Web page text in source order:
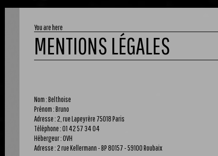
You are here
MENTIONS LÉGALES
Nom : Belthoise
Prénom : Bruno
Adresse : 2, rue Lapeyrère 75018 Paris
Téléphone : 01 42 57 34 04
Hébergeur : OVH
Adresse : 2 rue Kellermann - BP 80157 - 59100 Roubaix